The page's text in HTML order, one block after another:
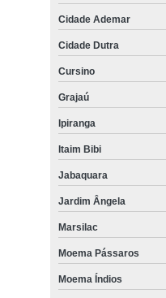
Cidade Ademar
Cidade Dutra
Cursino
Grajaú
Ipiranga
Itaim Bibi
Jabaquara
Jardim Ângela
Marsilac
Moema Pássaros
Moema Índios